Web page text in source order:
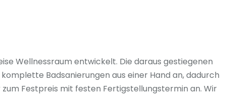
Wellnessraum entwickelt. Die daraus gestiegenen
Badsanierungen aus einer Hand an, dadurch
Festpreis mit festen Fertigstellungstermin an. Wir